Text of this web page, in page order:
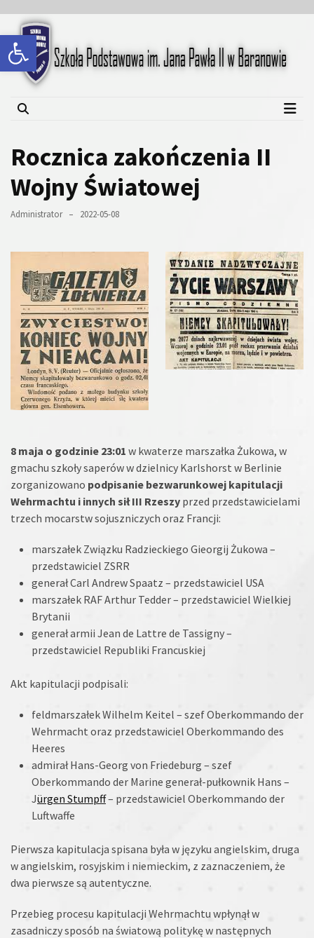
Open toolbar
content
content
Szkoła Podstawowa im.
Jana Pawła II w Baranowie
Rocznica zakończenia II
Wojny Światowej
Administrator 2022-05-08
8 maja o godzinie 23:01 w kwaterze marszałka Żukowa, w
gmachu szkoły saperów w dzielnicy Karlshorst w Berlinie
zorganizowano podpisanie bezwarunkowej kapitulacji
Wehrmachtu i innych sił III Rzeszy przed przedstawicielami
trzech mocarstw sojuszniczych oraz Francji:
marszałek Związku Radzieckiego Gieorgij Żukowa –
przedstawiciel ZSRR
generał Carl Andrew Spaatz – przedstawiciel USA
marszałek RAF Arthur Tedder – przedstawiciel Wielkiej
Brytanii
generał armii Jean de Lattre de Tassigny –
przedstawiciel Republiki Francuskiej
Akt kapitulacji podpisali:
feldmarszałek Wilhelm Keitel – szef Oberkommando der
Wehrmacht oraz przedstawiciel Oberkommando des
Heeres
admirał Hans-Georg von Friedeburg – szef
Oberkommando der Marine generał-pułkownik Hans –
Jürgen Stumpff– przedstawiciel Oberkommando der
Luftwaffe
Pierwsza kapitulacja spisana była w języku angielskim, druga
w angielskim, rosyjskim i niemieckim, z zaznaczeniem, że
dwa pierwsze są autentyczne.
Przebieg procesu kapitulacji Wehrmachtu wpłynął w
zasadniczy sposób na światową politykę w następnych